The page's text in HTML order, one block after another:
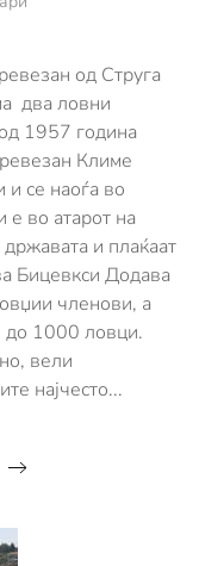
ловен
туризам
во
струшко
има
ама
доволно
дивеч
од Струга
два ловни
1957 година
Климе
и се наоѓа во
во атарот на
државата и плаќаат
Бицевкси Додава
членови, а
до 1000 ловци.
вели
најчесто...